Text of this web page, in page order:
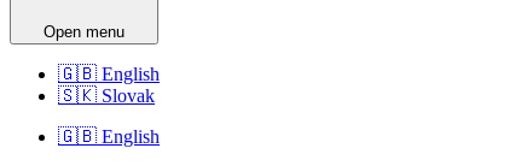
Open menu
🇬🇧 English
🇸🇰 Slovak
🇬🇧 English